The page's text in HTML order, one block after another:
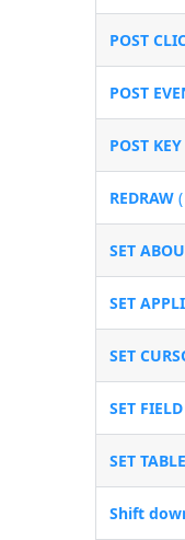
POST
POST
POST KEY
REDRAW
SET
SET
SET
SET
SET
Shift